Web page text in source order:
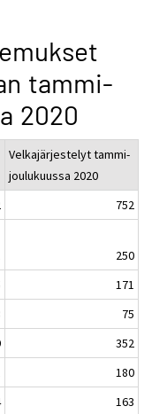
tammi-
2020
Velkajärjestelyt tammi-
joulukuussa 2020
752
250
171
75
352
180
163